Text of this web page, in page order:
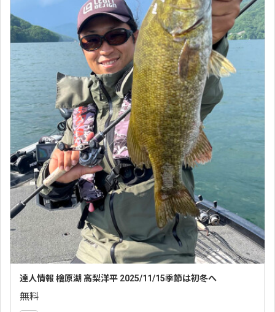
達人情報 檜原湖 高梨洋平 2025/11/15季節は初冬へ
無料